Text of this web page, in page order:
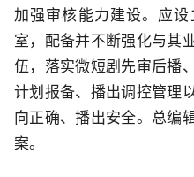
加强审核能力建设。应
室，配备并不断强化与其
伍，落实微短剧先审后播
计划报备、播出调控管理
向正确、播出安全。总编
案。